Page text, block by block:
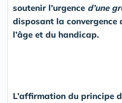
soutenir l’urgence d’une
disposant la convergence
l’âge et du handicap.
L’affirmation du principe